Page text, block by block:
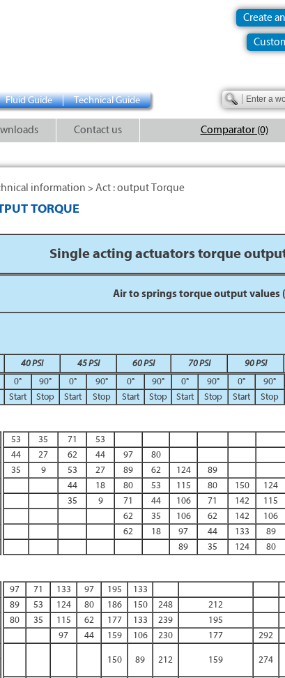
Create
Fluid Guide Technical Guide
Contact us Comparator (0)
information > Act : output Torque
TORQUE
Single acting actuators torque
Air to springs torque output values
40 PSI 45 PSI 60 PSI 70 PSI 90 PSI
0° 90° 0° 90° 0° 90° 0° 90° 0° 90°
Start
Stop Start Stop Start Stop Start Stop Start Stop
53 35 71 53
44
27 62 44 97 80
35
9 53 27 89 62 124 89
44
18 80 53 115 80 150 124
35
9 71 44 106 71 142 115
62
35 106 62 142 106
62
18 97 44 133 89
89
35 124 80
97 71 133 97 195 133
89
53 124 80 186 150 248 212
80
35 115 62 177 133 239 195
97
44 159 106 230 177 292
150 89 212 159 274